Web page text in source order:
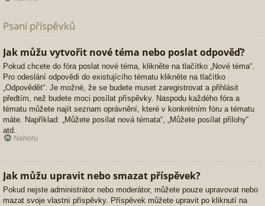
Psaní příspěvků
Jak můžu vytvořit nové téma nebo poslat odpověď?
Pokud chcete do fóra poslat nové téma, klikněte na tlačítko „Nové téma“.
Pro odeslání odpovědi do existujícího tématu klikněte na tlačítko
„Odpovědět“. Je možné, že se budete muset zaregistrovat a přihlásit
předtím, než budete moci posílat příspěvky. Naspodu každého fóra a
tématu můžete najít seznam oprávnění, které v konkrétním fóru a tématu
máte. Například: „Můžete posílat nová témata“, „Můžete posílat přílohy“
atd.
Nahoru
Jak můžu upravit nebo smazat příspěvek?
Pokud nejste administrátor nebo moderátor, můžete pouze upravovat nebo
mazat svoje vlastní příspěvky. Příspěvek můžete upravit po kliknutí na